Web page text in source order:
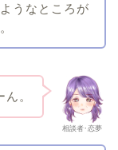
うなところが
相談者･恋夢
ん。